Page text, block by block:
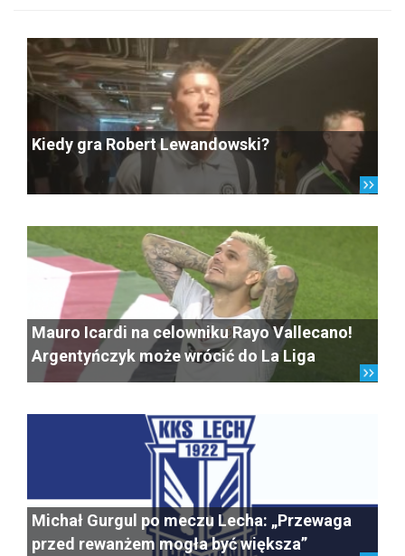
Kiedy gra Robert Lewandowski?
Mauro Icardi na celowniku Rayo Vallecano!
Argentyńczyk może wrócić do La Liga
Michał Gurgul po meczu Lecha: „Przewaga
przed rewanżem mogła być większa”